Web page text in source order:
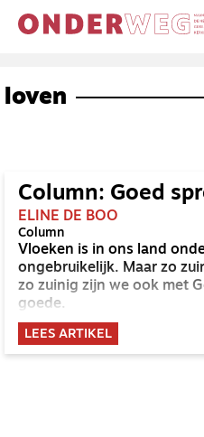
loven
Column: Goed
ELINE DE BOO
Column
Vloeken is in ons land
ongebruikelijk. Maar zo
zo zuinig zijn we ook met
goede.
LEES ARTIKEL